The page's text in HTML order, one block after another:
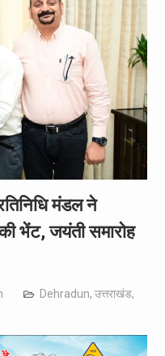
मंडल ने
भेंट, जयंती समारोह
Dehradun, उत्तराखंड,